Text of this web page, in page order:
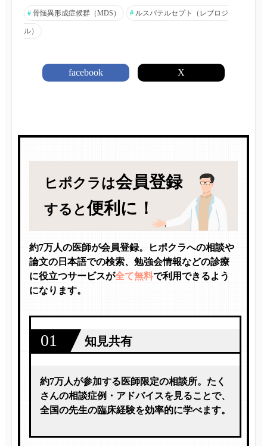
# 骨髄異形成症候群（MDS） # ルスパテルセプト（レブロジ
ル）
facebook X
ヒポクラは会員登録
すると便利に！
約7万人の医師が会員登録。ヒポクラへの相談や
論文の日本語での検索、勉強会情報などの診療
に役立つサービスが全て無料で利用できるよう
になります。
01 知見共有
約7万人が参加する医師限定の相談所。たく
さんの相談症例・アドバイスを見ることで、
全国の先生の臨床経験を効率的に学べます。